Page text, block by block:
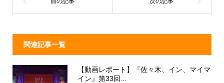
関連記事一覧
【動画レポート】『佐々木、イン、マイマ
イン』第33回...